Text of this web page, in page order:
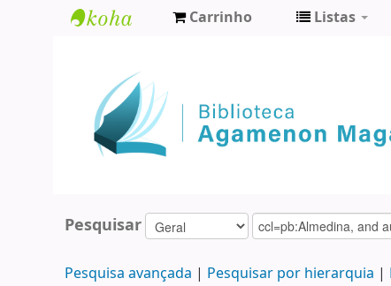
Agamenon
Magalhães
Carrinho Listas
Pesquisar
Pesquisa avançada Pesquisar por hierarquia